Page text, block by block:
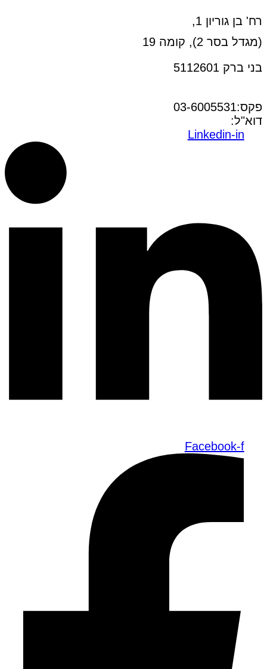
רח' בן גוריון 1,
(מגדל בסר 2), קומה 19
בני ברק 5112601
פקס:03-6005531
דוא"ל:
Linkedin-in
Facebook-f